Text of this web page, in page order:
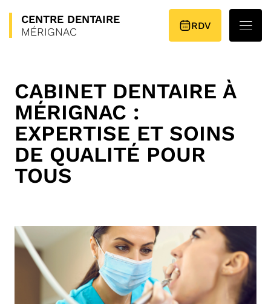
CENTRE DENTAIRE
MÉRIGNAC
RDV
PLAN D’ACCÈS
CABINET DENTAIRE À
MÉRIGNAC :
EXPERTISE ET SOINS
DE QUALITÉ POUR
TOUS